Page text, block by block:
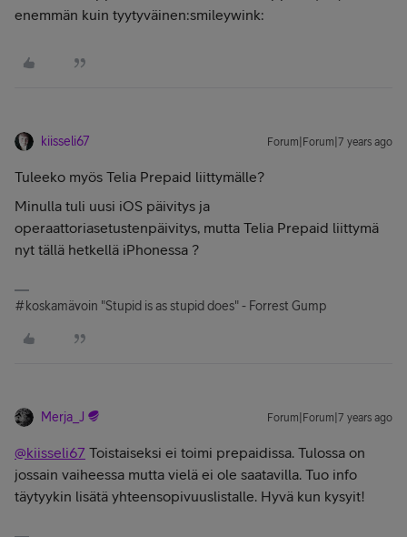
enemmän kuin tyytyväinen:smileywink:
kiisseli67 Forum|Forum|7 years ago
Tuleeko myös Telia Prepaid liittymälle?
Minulla tuli uusi iOS päivitys ja
operaattoriasetustenpäivitys, mutta Telia Prepaid liittymä
nyt tällä hetkellä iPhonessa ?
#koskamävoin "Stupid is as stupid does" - Forrest Gump
Merja_J Forum|Forum|7 years ago
@kiisseli67 Toistaiseksi ei toimi prepaidissa. Tulossa on
jossain vaiheessa mutta vielä ei ole saatavilla. Tuo info
täytyykin lisätä yhteensopivuuslistalle. Hyvä kun kysyit!